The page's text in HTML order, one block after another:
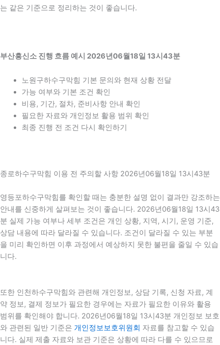
는 같은 기준으로 정리하는 것이 좋습니다.
부산흥신소 진행 흐름 예시 2026년06월18일 13시43분
노원구하수구막힘 기본 문의와 현재 상황 전달
가능 여부와 기본 조건 확인
비용, 기간, 절차, 준비사항 안내 확인
필요한 자료와 개인정보 활용 범위 확인
최종 진행 전 조건 다시 확인하기
종로하수구막힘 이용 전 주의할 사항 2026년06월18일 13시43분
영등포하수구막힘를 확인할 때는 충분한 설명 없이 결과만 강조하는
안내를 신중하게 살펴보는 것이 좋습니다. 2026년06월18일 13시43
분 실제 가능 여부나 세부 조건은 개인 상황, 지역, 시기, 운영 기준,
상담 내용에 따라 달라질 수 있습니다. 조건이 달라질 수 있는 부분
을 미리 확인하면 이후 과정에서 예상하지 못한 불편을 줄일 수 있습
니다.
또한 인천하수구막힘와 관련해 개인정보, 상담 기록, 신청 자료, 계
약 정보, 결제 정보가 필요한 경우에는 자료가 필요한 이유와 활용
범위를 확인해야 합니다. 2026년06월18일 13시43분 개인정보 보호
와 관련된 일반 기준은 개인정보보호위원회 자료를 참고할 수 있습
니다. 실제 제출 자료와 보관 기준은 상황에 따라 다를 수 있으므로